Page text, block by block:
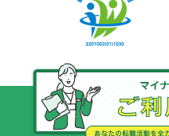
Copyright @